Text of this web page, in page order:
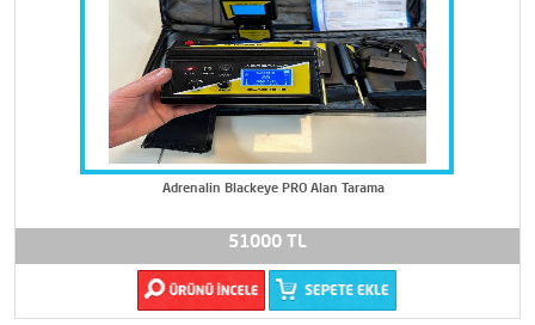
Adrenalin Blackeye PRO Alan Tarama
51000 TL